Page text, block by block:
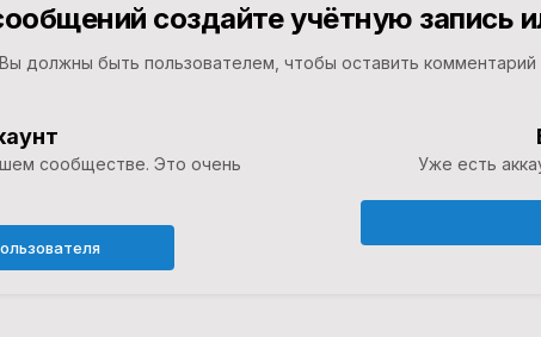
создайте учётную запись
Вы должны быть пользователем, чтобы оставить комментарий
сообществе. Это очень
Уже есть